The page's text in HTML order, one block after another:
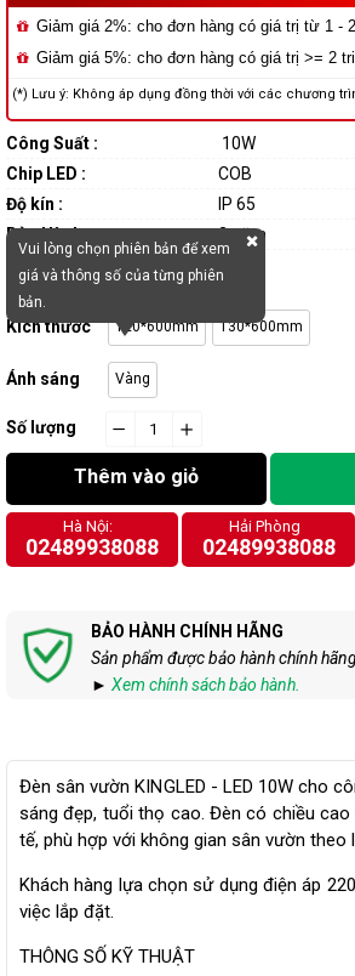
Giảm giá 2%: cho đơn hàng có giá trị từ 1 -
Giảm giá 5%: cho đơn hàng có giá trị >= 2
(*) Lưu ý: Không áp dụng đồng thời với các chương
Công Suất :
10W
Chip LED :
COB
Độ kín :
IP 65
Bảo Hành :
2 năm
Vui lòng chọn phiên bản để xem
giá và thông số của từng phiên
bản.
Kích thước 120*600mm 130*600mm
Ánh sáng Vàng
Số lượng
Thêm vào giỏ
Hà Nội:
02489938088
Hải Phòng
02489938088
BẢO HÀNH CHÍNH HÃNG
Sản phẩm được bảo hành chính
► Xem chính sách bảo hành.
Đèn sân vườn KINGLED - LED 10W cho
sáng đẹp, tuổi thọ cao. Đèn có chiều
tế, phù hợp với không gian sân vườn theo
Khách hàng lựa chọn sử dụng điện áp
việc lắp đặt.
THÔNG SỐ KỸ THUẬT